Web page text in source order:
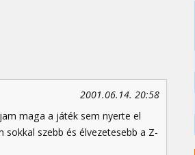
2001.06.14. 20:58
maga a játék sem nyerte el
szebb és élvezetesebb a Z-